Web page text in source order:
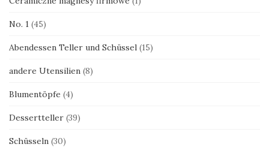
No. 1 (45)
Abendessen Teller und Schüssel (15)
andere Utensilien (8)
Blumentöpfe (4)
Dessertteller (39)
Schüsseln (30)